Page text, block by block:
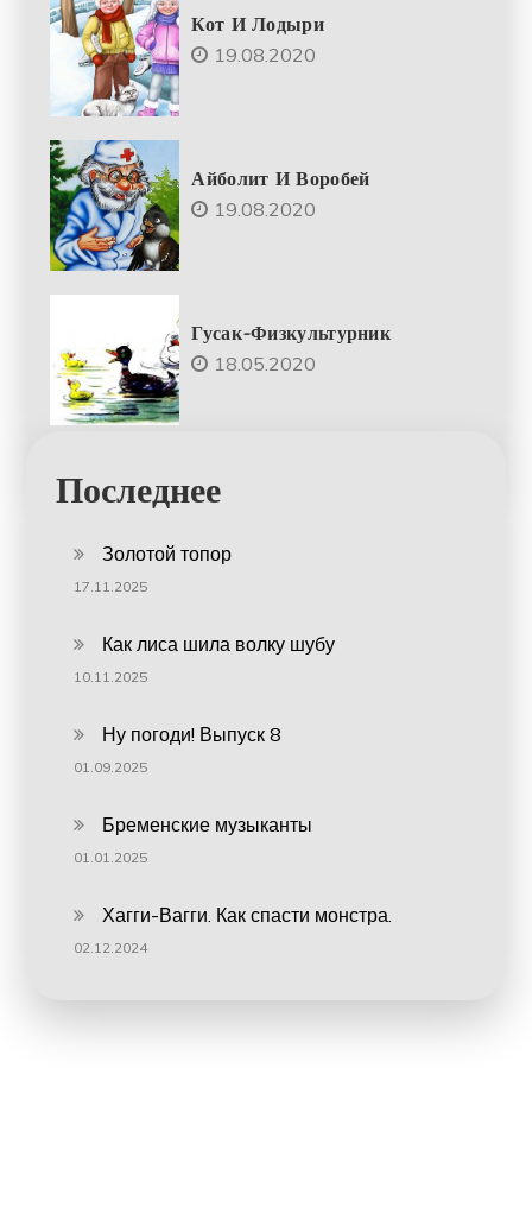
Кот И Лодыри
19.08.2020
Айболит И Воробей
19.08.2020
Гусак-Физкультурник
18.05.2020
Последнее
Золотой топор
17.11.2025
Как лиса шила волку шубу
10.11.2025
Ну погоди! Выпуск 8
01.09.2025
Бременские музыканты
01.01.2025
Хагги-Вагги. Как спасти монстра.
02.12.2024